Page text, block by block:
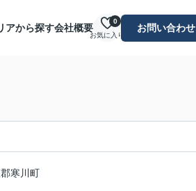
アから探す会社概要
お気に入り
0
お問い合わせ
寒川町